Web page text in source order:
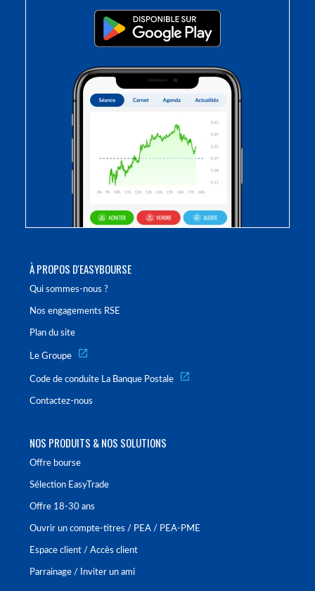
À PROPOS D'EASYBOURSE
Qui sommes-nous ?
Nos engagements RSE
Plan du site
Le Groupe
Code de conduite La Banque Postale
Contactez-nous
NOS PRODUITS & NOS SOLUTIONS
Offre bourse
Sélection EasyTrade
Offre 18-30 ans
Ouvrir un compte-titres / PEA / PEA-PME
Espace client / Accès client
Parrainage / Inviter un ami